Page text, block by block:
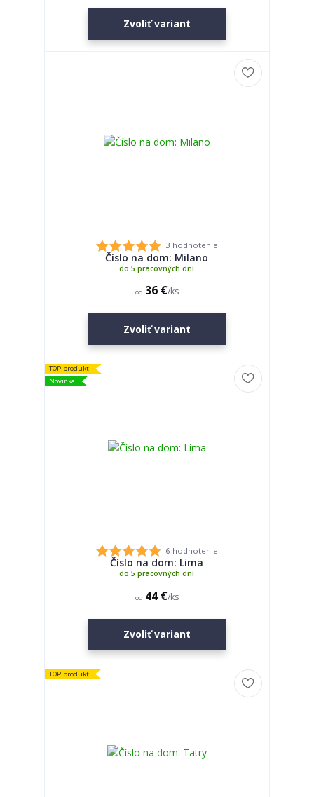
Zvoliť variant
3 hodnotenie
Číslo na dom: Milano
od 36 €/ks
do 5 pracovných dní
Zvoliť variant
TOP produkt
Novinka
6 hodnotenie
Číslo na dom: Lima
od 44 €/ks
do 5 pracovných dní
Zvoliť variant
TOP produkt